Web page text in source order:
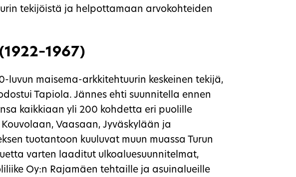
tekijöistä ja helpottamaan arvokohteiden
luvun maisema-arkkitehtuurin keskeinen tekijä,
Tapiola. Jännes ehti suunnitella ennen
kaikkiaan yli 200 kohdetta eri puolille
Kouvolaan, Vaasaan, Jyväskylään ja
tuotantoon kuuluvat muun muassa Turun
varten laaditut ulkoaluesuunnitelmat,
Oy:n Rajamäen tehtaille ja asuinalueille